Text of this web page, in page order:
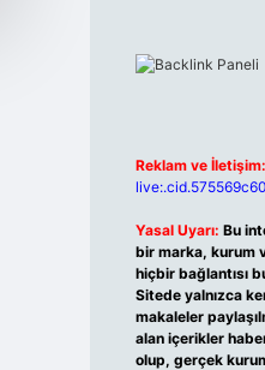
Reklam ve İletişim:
Yasal Uyarı: Bu
bir marka, kurum
hiçbir bağlantısı
Sitede yalnızca
makaleler
alan içerikler
olup, gerçek